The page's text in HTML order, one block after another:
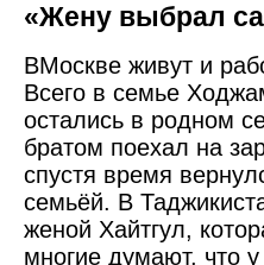
«Жену выбрал
ВМоскве живут и
Всего в семье
остались в родном
братом поехал на
спустя время
семьёй. В
женой Хайтгул,
многие думают, что